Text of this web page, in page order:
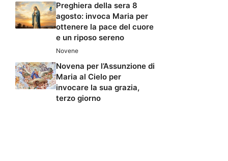
Preghiera della sera 8
agosto: invoca Maria per
ottenere la pace del cuore
e un riposo sereno
Novene
Novena per l’Assunzione di
Maria al Cielo per
invocare la sua grazia,
terzo giorno